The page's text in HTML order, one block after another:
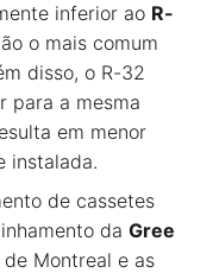
inferior ao R-
o mais comum
disso, o R-32
para a mesma
em menor
instalada.
de cassetes
da Gree
Montreal e as